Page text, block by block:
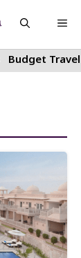
Budget Travel